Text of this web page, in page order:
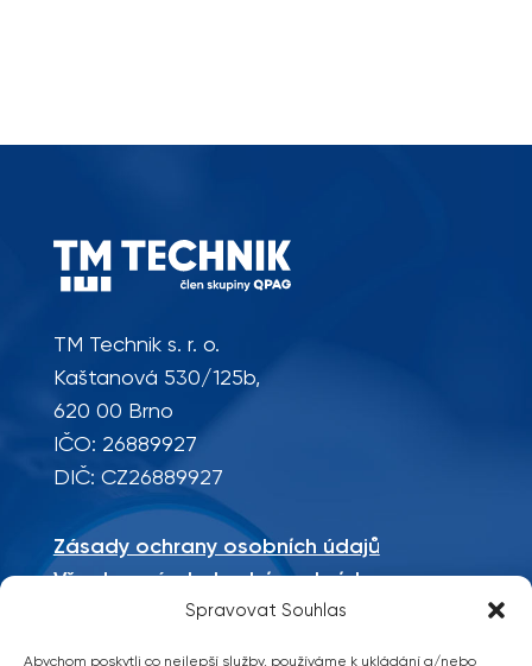
Spravovat Souhlas
Abychom poskytli co nejlepší služby, používáme k ukládání a/nebo
TM Technik s. r. o.
Kaštanová 530/125b,
620 00 Brno
IČO: 26889927
DIČ: CZ26889927
Zásady ochrany osobních údajů
Všeobecné obchodní podmínky
Mapa stránek